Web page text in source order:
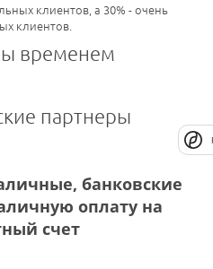
клиентов, а 30% - очень
клиентов.
временем
партнеры
банковские
оплату на
счет